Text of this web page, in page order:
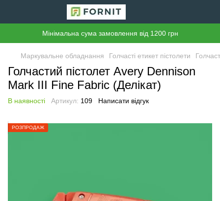
Мінімальна сума замовлення від 1200 грн
Маркувальне обладнання Голчасті етикет пістолети
Голчастий пістолет Avery Dennison
Mark III Fine Fabric (Делікат)
В наявності Артикул: 109 Написати відгук
РОЗПРОДАЖ